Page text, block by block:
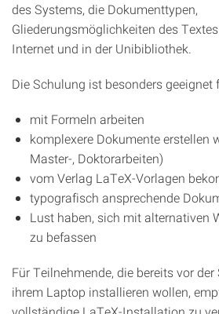
des Systems, die Dokumenttypen,
Gliederungsmöglichkeiten des
Internet und in der Unibibliothek.
Die Schulung ist besonders geeignet
mit Formeln arbeiten
komplexere Dokumente erstellen
Master-, Doktorarbeiten)
vom Verlag LaTeX-Vorlagen
typografisch ansprechende
Lust haben, sich mit alternativen
zu befassen
Für Teilnehmende, die bereits vor
ihrem Laptop installieren wollen,